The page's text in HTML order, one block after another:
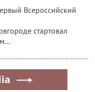
Всероссийский
стартовал